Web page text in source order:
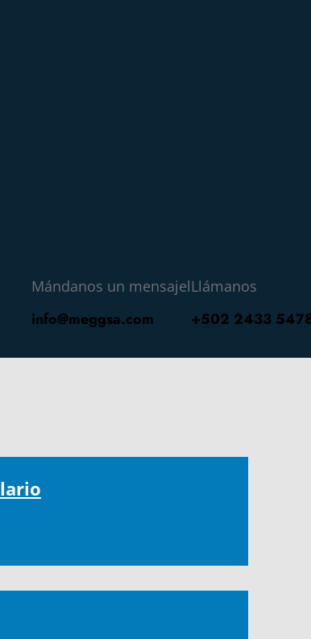
Mándanos un mensajel
info@meggsa.com
Llámanos
+502 2433